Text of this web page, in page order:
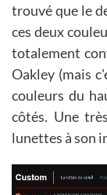
trouvé que le
ces deux
totalement
Oakley (mais
couleurs du
côtés. Une
lunettes à son